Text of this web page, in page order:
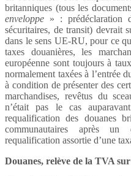
britanniques (tous les
enveloppe » : prédéclaration
sécuritaires, de transit) devrait
dans le sens UE-RU, pour ce
taxes douanières, les
européenne sont toujours à
normalement taxées à l’entrée
à condition de présenter des
marchandises, revêtus du
n’était pas le cas
requalification des douanes
communautaires après
requalification assortie d’une
Douanes, relève de la TVA